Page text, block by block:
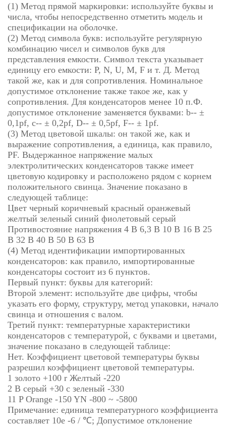
(1) Метод прямой маркировки: используйте буквы и
числа, чтобы непосредственно отметить модель и
спецификации на оболочке.
(2) Метод символа букв: используйте регулярную
комбинацию чисел и символов букв для
представления емкости. Символ текста указывает
единицу его емкости: P, N, U, M, F и т. Д. Метод
такой же, как и для сопротивления. Номинальное
допустимое отклонение также такое же, как у
сопротивления. Для конденсаторов менее 10 п.Ф.
допустимое отклонение заменяется буквами: b-- ±
0,1pf, c-- ± 0,2pf, D-- ± 0,5pf, F-- ± 1pf.
(3) Метод цветовой шкалы: он такой же, как и
выражение сопротивления, а единица, как правило,
PF. Выдержанное напряжение малых
электролитических конденсаторов также имеет
цветовую кодировку и расположено рядом с корнем
положительного свинца. Значение показано в
следующей таблице:
Цвет черный коричневый красный оранжевый
желтый зеленый синий фиолетовый серый
Противостояние напряжения 4 В 6,3 В 10 В 16 В 25
В 32 В 40 В 50 В 63 В
(4) Метод идентификации импортированных
конденсаторов: как правило, импортированные
конденсаторы состоит из 6 пунктов.
Первый пункт: буквы для категорий:
Второй элемент: используйте две цифры, чтобы
указать его форму, структуру, метод упаковки, начало
свинца и отношения с валом.
Третий пункт: температурные характеристики
конденсаторов с температурой, с буквами и цветами,
значение показано в следующей таблице:
Нет. Коэффициент цветовой температуры буквы
разрешил коэффициент цветовой температуры.
1 золото +100 r Желтый -220
2 B серый +30 с зеленый -330
11 P Orange -150 YN -800 ~ -5800
Примечание: единица температурного коэффициента
составляет 10e -6 / ℃; Допустимое отклонение